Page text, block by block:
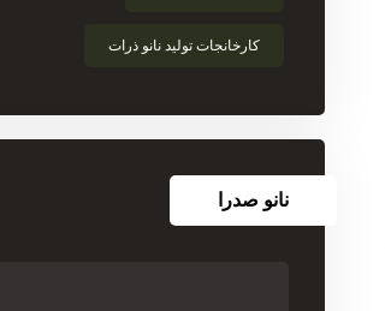
کارخانجات تولید نانو ذرات
نانو صدرا